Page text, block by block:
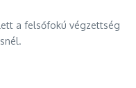
a felsőfokú végzettség